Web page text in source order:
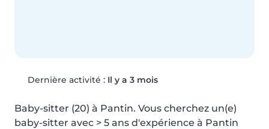
Dernière activité : Il y a 3 mois
Baby-sitter (20) à Pantin. Vous cherchez un(e)
baby-sitter avec > 5 ans d'expérience à Pantin